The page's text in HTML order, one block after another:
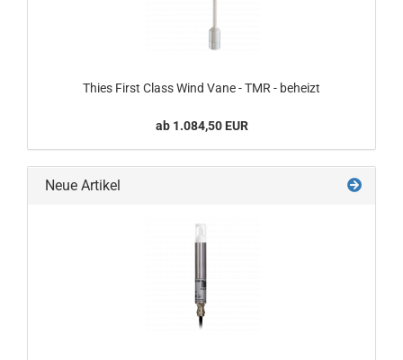
Thies First Class Wind Vane - TMR - beheizt
ab 1.084,50 EUR
Neue Artikel